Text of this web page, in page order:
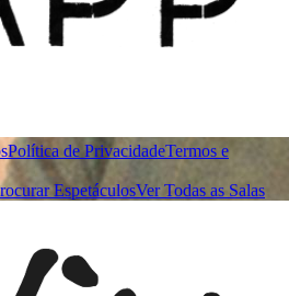
Política de PrivacidadeTermos e
EspetáculosVer Todas as Salas